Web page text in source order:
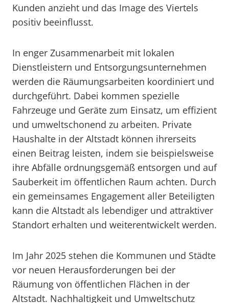
Kunden anzieht und das Image des Viertels
positiv beeinflusst.
In enger Zusammenarbeit mit lokalen
Dienstleistern und Entsorgungsunternehmen
werden die Räumungsarbeiten koordiniert und
durchgeführt. Dabei kommen spezielle
Fahrzeuge und Geräte zum Einsatz, um effizient
und umweltschonend zu arbeiten. Private
Haushalte in der Altstadt können ihrerseits
einen Beitrag leisten, indem sie beispielsweise
ihre Abfälle ordnungsgemäß entsorgen und auf
Sauberkeit im öffentlichen Raum achten. Durch
ein gemeinsames Engagement aller Beteiligten
kann die Altstadt als lebendiger und attraktiver
Standort erhalten und weiterentwickelt werden.
Im Jahr 2025 stehen die Kommunen und Städte
vor neuen Herausforderungen bei der
Räumung von öffentlichen Flächen in der
Altstadt. Nachhaltigkeit und Umweltschutz